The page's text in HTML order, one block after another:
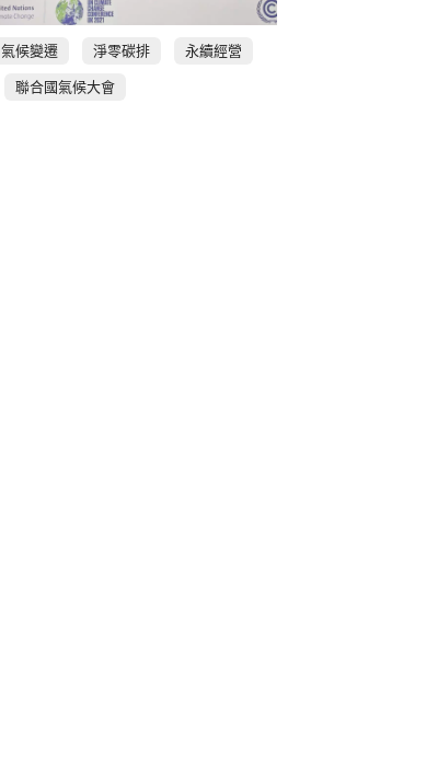
氣候變遷 淨零碳排
永續經營
聯合國氣候大會